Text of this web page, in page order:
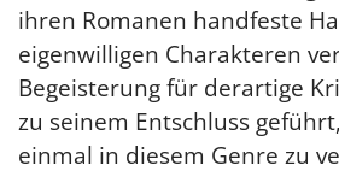
ihren Romanen handfeste
eigenwilligen Charakteren
Begeisterung für derartige
zu seinem Entschluss
einmal in diesem Genre zu